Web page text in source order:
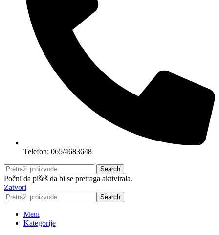
Telefon: 065/4683648
Search
Počni da pišeš da bi se pretraga aktivirala.
Zatvori
Search
Meni
Kategorije